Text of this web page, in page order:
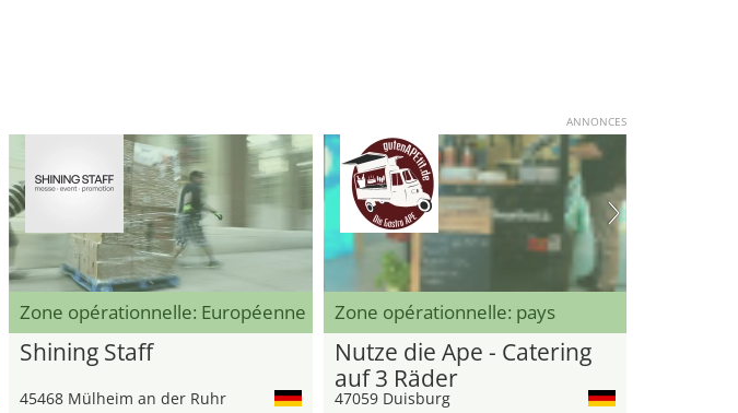
ANNONCES
Zone opérationnelle: Européenne
Shining Staff
45468 Mülheim an der Ruhr
Zone opérationnelle: pays
Nutze die Ape - Catering
auf 3 Räder
47059 Duisburg